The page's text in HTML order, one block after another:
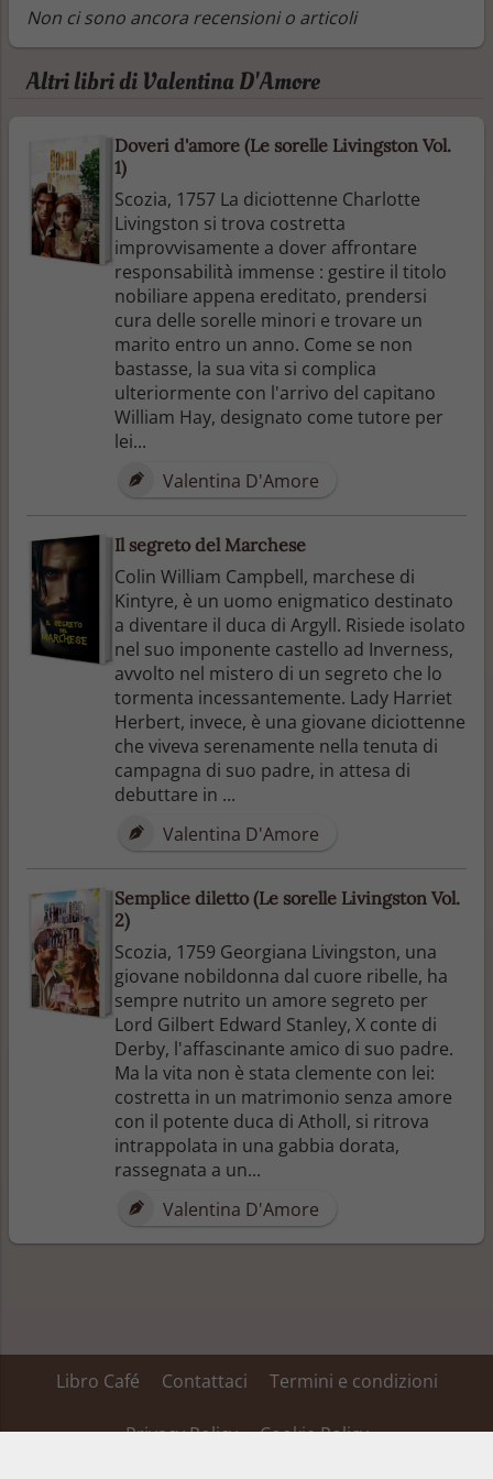
Non ci sono ancora recensioni o articoli
Altri libri di Valentina D'Amore
Doveri d'amore (Le sorelle Livingston Vol.
1)
Scozia, 1757 La diciottenne Charlotte
Livingston si trova costretta
improvvisamente a dover affrontare
responsabilità immense : gestire il titolo
nobiliare appena ereditato, prendersi
cura delle sorelle minori e trovare un
marito entro un anno. Come se non
bastasse, la sua vita si complica
ulteriormente con l'arrivo del capitano
William Hay, designato come tutore per
lei...
Valentina D'Amore
Il segreto del Marchese
Colin William Campbell, marchese di
Kintyre, è un uomo enigmatico destinato
a diventare il duca di Argyll. Risiede isolato
nel suo imponente castello ad Inverness,
avvolto nel mistero di un segreto che lo
tormenta incessantemente. Lady Harriet
Herbert, invece, è una giovane diciottenne
che viveva serenamente nella tenuta di
campagna di suo padre, in attesa di
debuttare in ...
Valentina D'Amore
Semplice diletto (Le sorelle Livingston Vol.
2)
Scozia, 1759 Georgiana Livingston, una
giovane nobildonna dal cuore ribelle, ha
sempre nutrito un amore segreto per
Lord Gilbert Edward Stanley, X conte di
Derby, l'affascinante amico di suo padre.
Ma la vita non è stata clemente con lei:
costretta in un matrimonio senza amore
con il potente duca di Atholl, si ritrova
intrappolata in una gabbia dorata,
rassegnata a un...
Valentina D'Amore
Libro Café Contattaci Termini e condizioni
Privacy Policy Cookie Policy